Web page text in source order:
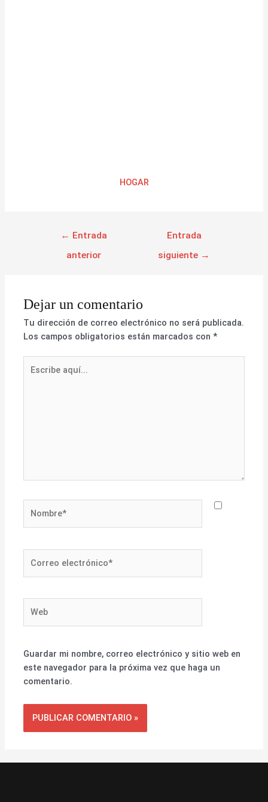
HOGAR
← Entrada
anterior
Entrada
siguiente →
Dejar un comentario
Tu dirección de correo electrónico no será publicada.
Los campos obligatorios están marcados con*
aquí...
electrónico*
Guardar mi nombre, correo electrónico y sitio web en
este navegador para la próxima vez que haga un
comentario.